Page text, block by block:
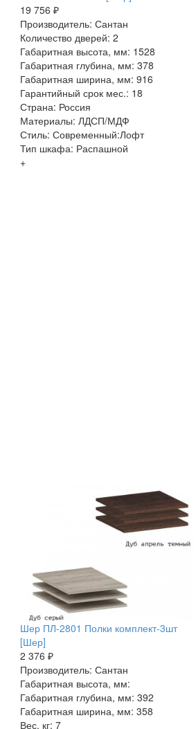
19 756 ₽
Производитель: Сантан
Количество дверей: 2
Габаритная высота, мм: 1528
Габаритная глубина, мм: 378
Габаритная ширина, мм: 916
Гарантийный срок мес.: 18
Страна: Россия
Материалы: ЛДСП/МДФ
Стиль: Современный:Лофт
Тип шкафа: Распашной
+
Шер ПЛ-2801 Полки комплект-3шт
[Шер]
2 376 ₽
Производитель: Сантан
Габаритная высота, мм:
Габаритная глубина, мм: 392
Габаритная ширина, мм: 358
Вес, кг: 7